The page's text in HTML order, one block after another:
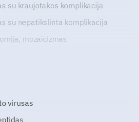
su kraujotakos komplikacija
su nepatikslinta komplikacija
mozaicizmas
virusas